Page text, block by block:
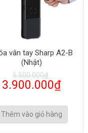
vân tay Sharp A2-B
(Nhật)
5.500.000₫
3.900.000₫
Thêm vào giỏ hàng